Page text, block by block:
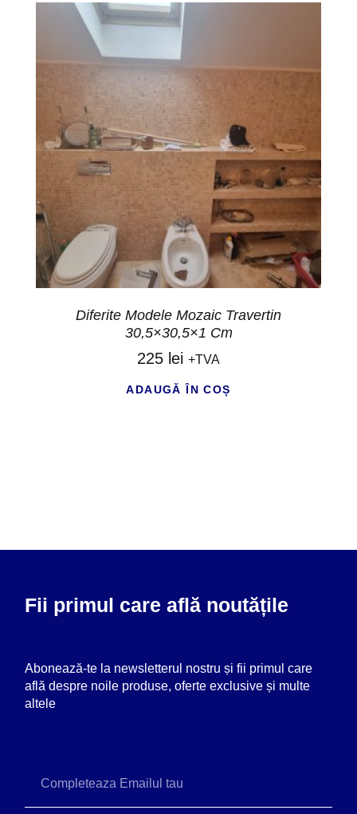
Diferite Modele Mozaic Travertin
30,5×30,5×1 Cm
225 lei +TVA
ADAUGĂ ÎN COȘ
Fii primul care află noutățile
Abonează-te la newsletterul nostru și fii primul care
află despre noile produse, oferte exclusive și multe
altele